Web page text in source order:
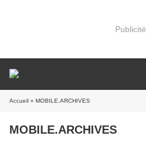
Publicité
Accueil » MOBILE.ARCHIVES
MOBILE.ARCHIVES